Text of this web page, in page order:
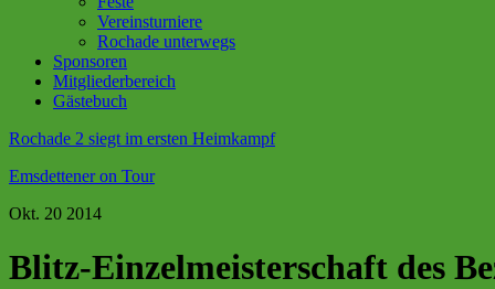
Vereinsturniere
Rochade unterwegs
Sponsoren
Mitgliederbereich
Gästebuch
Rochade 2 siegt im ersten Heimkampf
Emsdettener on Tour
Okt. 20 2014
Blitz-Einzelmeisterschaft des